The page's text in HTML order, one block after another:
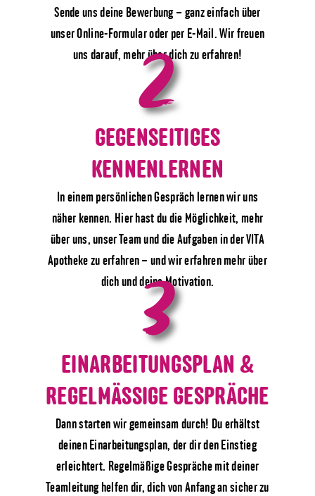
Sende uns deine Bewerbung – ganz einfach über
unser Online-Formular oder per E-Mail. Wir freuen
uns darauf, mehr über dich zu erfahren!
2
GEGENSEITIGES
KENNENLERNEN
In einem persönlichen Gespräch lernen wir uns
näher kennen. Hier hast du die Möglichkeit, mehr
über uns, unser Team und die Aufgaben in der VITA
Apotheke zu erfahren – und wir erfahren mehr über
dich und deine Motivation.
3
EINARBEITUNGSPLAN &
REGELMÄSSIGE GESPRÄCHE
Dann starten wir gemeinsam durch! Du erhältst
deinen Einarbeitungsplan, der dir den Einstieg
erleichtert. Regelmäßige Gespräche mit deiner
Teamleitung helfen dir, dich von Anfang an sicher zu